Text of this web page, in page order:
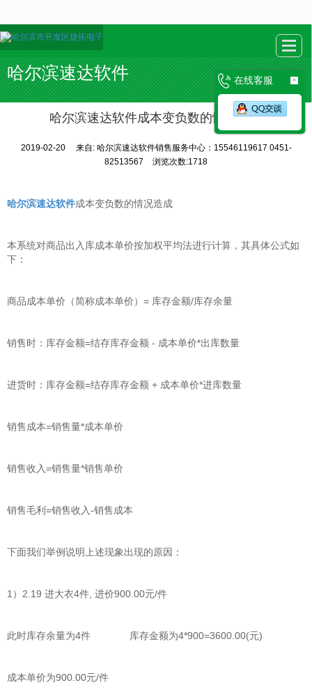
哈尔滨速达软件
哈尔滨速达软件成本变负数的情况造成
2019-02-20 来自: 哈尔滨速达软件销售服务中心：15546119617 0451-
82513567
浏览次数:1718
哈尔滨速达软件成本变负数的情况造成
本系统对商品出入库成本单价按加权平均法进行计算，其具体公式如
下：
商品成本单价（简称成本单价）= 库存金额/库存余量
销售时：库存金额=结存库存金额 - 成本单价*出库数量
进货时：库存金额=结存库存金额 + 成本单价*进库数量
销售成本=销售量*成本单价
销售收入=销售量*销售单价
销售毛利=销售收入-销售成本
下面我们举例说明上述现象出现的原因：
1）2.19 进大衣4件, 进价900.00元/件
此时库存余量为4件 库存金额为4*900=3600.00(元)
成本单价为900.00元/件
在线客服 ×